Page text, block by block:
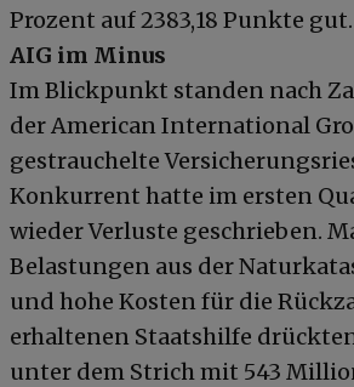
Prozent auf 2383,18 Punkte gut.
AIG im Minus
Im Blickpunkt standen nach
der American International
gestrauchelte
Konkurrent hatte im ersten
wieder Verluste geschrieben.
Belastungen aus der
und hohe Kosten für die
erhaltenen Staatshilfe
unter dem Strich mit 543